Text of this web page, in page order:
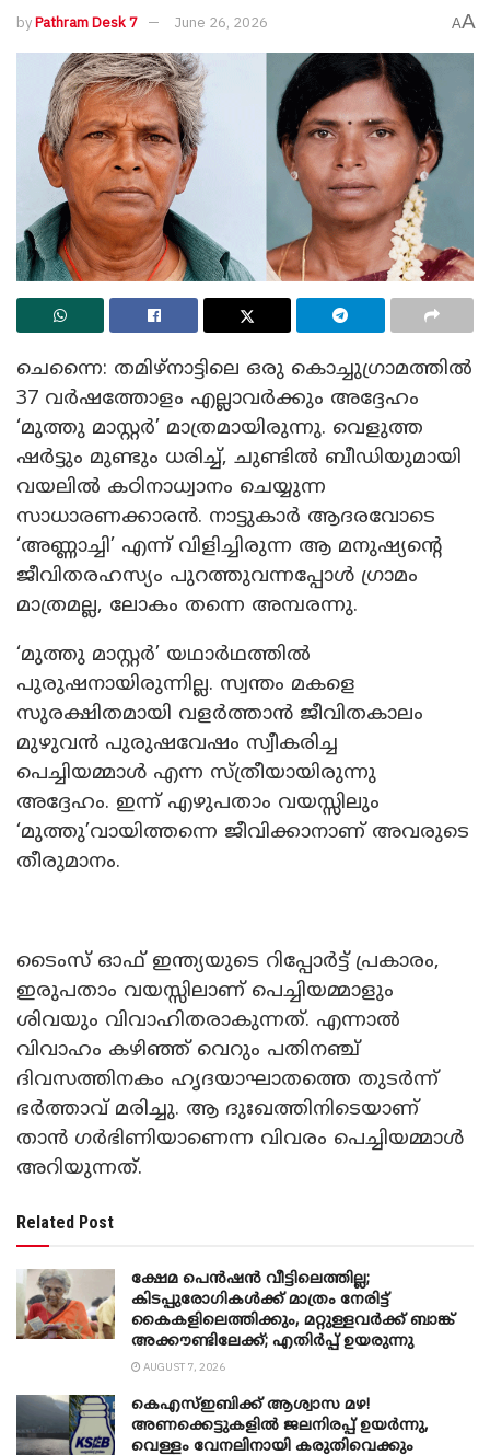
byPathram Desk 7 June 26, 2026 AA
ചെന്നൈ: തമിഴ്നാട്ടിലെ ഒരു കൊച്ചുഗ്രാമത്തിൽ
37 വർഷത്തോളം എല്ലാവർക്കും അദ്ദേഹം
‘മുത്തു മാസ്റ്റർ’ മാത്രമായിരുന്നു. വെളുത്ത
ഷർട്ടും മുണ്ടും ധരിച്ച്, ചുണ്ടിൽ ബീഡിയുമായി
വയലിൽ കഠിനാധ്വാനം ചെയ്യുന്ന
സാധാരണക്കാരൻ. നാട്ടുകാർ ആദരവോടെ
‘അണ്ണാച്ചി’ എന്ന് വിളിച്ചിരുന്ന ആ മനുഷ്യന്റെ
ജീവിതരഹസ്യം പുറത്തുവന്നപ്പോൾ ഗ്രാമം
മാത്രമല്ല, ലോകം തന്നെ അമ്പരന്നു.
‘മുത്തു മാസ്റ്റർ’ യഥാർഥത്തിൽ
പുരുഷനായിരുന്നില്ല. സ്വന്തം മകളെ
സുരക്ഷിതമായി വളർത്താൻ ജീവിതകാലം
മുഴുവൻ പുരുഷവേഷം സ്വീകരിച്ച
പെച്ചിയമ്മാൾ എന്ന സ്ത്രീയായിരുന്നു
അദ്ദേഹം. ഇന്ന് എഴുപതാം വയസ്സിലും
‘മുത്തു’വായിത്തന്നെ ജീവിക്കാനാണ് അവരുടെ
തീരുമാനം.
ടൈംസ് ഓഫ് ഇന്ത്യയുടെ റിപ്പോർട്ട് പ്രകാരം,
ഇരുപതാം വയസ്സിലാണ് പെച്ചിയമ്മാളും
ശിവയും വിവാഹിതരാകുന്നത്. എന്നാൽ
വിവാഹം കഴിഞ്ഞ് വെറും പതിനഞ്ച്
ദിവസത്തിനകം ഹൃദയാഘാതത്തെ തുടർന്ന്
ഭർത്താവ് മരിച്ചു. ആ ദുഃഖത്തിനിടെയാണ്
താൻ ഗർഭിണിയാണെന്ന വിവരം പെച്ചിയമ്മാൾ
അറിയുന്നത്.
Related Post
ക്ഷേമ പെൻഷൻ വീട്ടിലെത്തില്ല;
കിടപ്പുരോഗികൾക്ക് മാത്രം നേരിട്ട്
കൈകളിലെത്തിക്കും, മറ്റുള്ളവർക്ക് ബാങ്ക്
അക്കൗണ്ടിലേക്ക്; എതിർപ്പ് ഉയരുന്നു
AUGUST 7, 2026
കെഎസ്ഇബിക്ക് ആശ്വാസ മഴ!
അണക്കെട്ടുകളിൽ ജലനിരപ്പ് ഉയർന്നു,
വെള്ളം വേനലിനായി കരുതിവെക്കും